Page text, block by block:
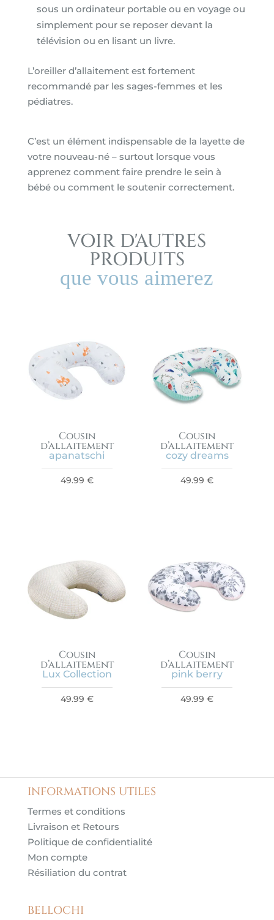
sous un ordinateur portable ou en voyage ou
simplement pour se reposer devant la
télévision ou en lisant un livre.
L’oreiller d’allaitement est fortement
recommandé par les sages-femmes et les
pédiatres.
C’est un élément indispensable de la layette de
votre nouveau-né – surtout lorsque vous
apprenez comment faire prendre le sein à
bébé ou comment le soutenir correctement.
VOIR D'AUTRES
PRODUITS
que vous aimerez
Cousin
d’allaitement
apanatschi
49.99 €
Cousin
d’allaitement
cozy dreams
49.99€
Cousin
d’allaitement
Lux Collection
49.99 €
Cousin
d’allaitement
pink berry
49.99€
INFORMATIONS UTILES
Termes et conditions
Livraison et Retours
Politique de confidentialité
Mon compte
Résiliation du contrat
BELLOCHI